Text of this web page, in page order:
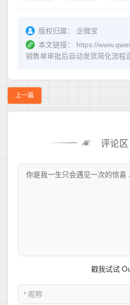
版权归属：
企微宝
本文链接：
https://
销售单审批后自动发货简化流程
上一篇
评论区